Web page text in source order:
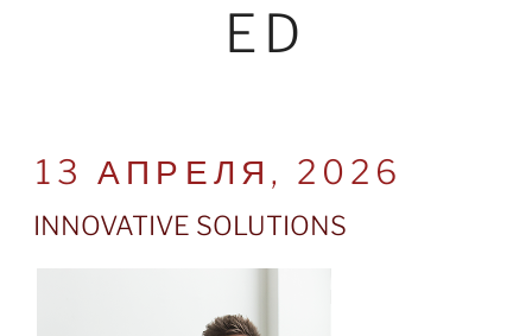
ED
POSTED
ON
13 АПРЕЛЯ, 2026
INNOVATIVE SOLUTIONS